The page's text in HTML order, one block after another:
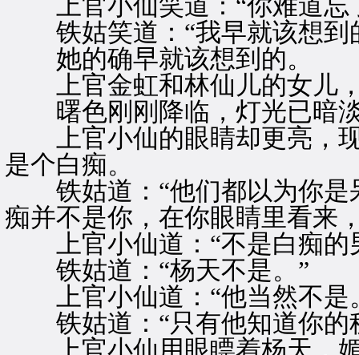
上官小仙笑道：“你难道忘
铁姑笑道：“我早就该想到
她的确早就该想到的。
上官金虹和林仙儿的女儿，
曙色刚刚降临，灯光已暗
上官小仙的眼睛却更亮，现
是个白痴。
铁姑道：“他们都以为你是
痴并不是你，在你眼睛里看来
上官小仙道：“不是白痴的
铁姑道：“杨天不是。”
上官小仙道：“他当然不是
铁姑道：“只有他知道你的